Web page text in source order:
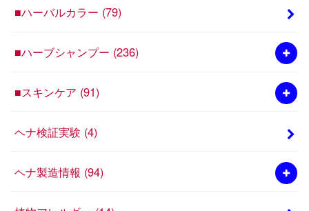
■ハーバルカラー (79)
■ハーブシャンプー (236)
■スキンケア (91)
ヘナ検証実験 (4)
ヘナ製造情報 (94)